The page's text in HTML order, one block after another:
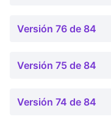
Versión 76 de 84
Versión 75 de 84
Versión 74 de 84